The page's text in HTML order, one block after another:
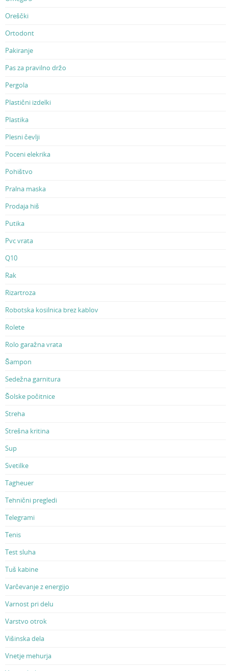
Oreščki
Ortodont
Pakiranje
Pas za pravilno držo
Pergola
Plastični izdelki
Plastika
Plesni čevlji
Poceni elekrika
Pohištvo
Pralna maska
Prodaja hiš
Putika
Pvc vrata
Q10
Rak
Rizartroza
Robotska kosilnica brez kablov
Rolete
Rolo garažna vrata
Šampon
Sedežna garnitura
Šolske počitnice
Streha
Strešna kritina
Sup
Svetilke
Tagheuer
Tehnični pregledi
Telegrami
Tenis
Test sluha
Tuš kabine
Varčevanje z energijo
Varnost pri delu
Varstvo otrok
Višinska dela
Vnetje mehurja